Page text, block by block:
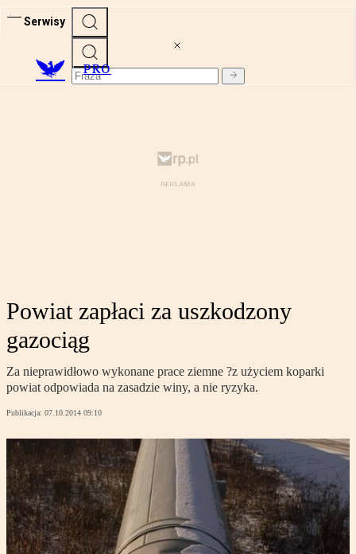
Serwisy
PRO
Powiat zapłaci za uszkodzony
gazociąg
Za nieprawidłowo wykonane prace ziemne ?z użyciem koparki
powiat odpowiada na zasadzie winy, a nie ryzyka.
Publikacja: 07.10.2014 09:10